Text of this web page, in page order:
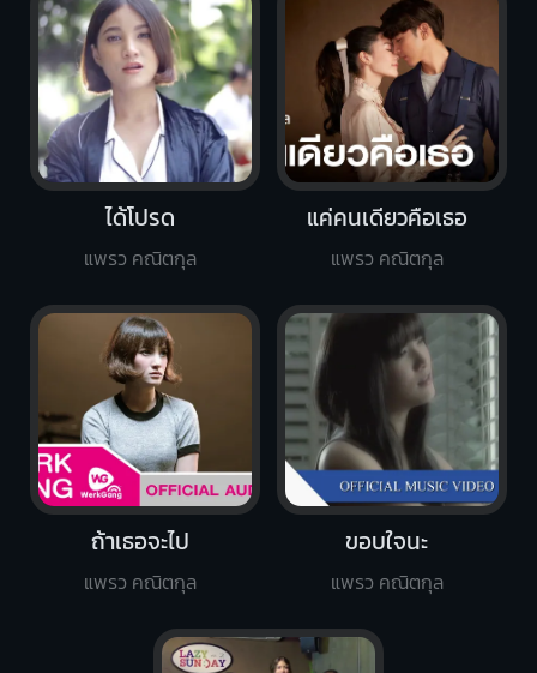
ถ้าเธอจะไป
แพรว คณิตกุล
ขอบใจนะ
แพรว คณิตกุล
ได้โปรด
แพรว คณิตกุล
แค่คนเดียวคือเธอ
แพรว คณิตกุล